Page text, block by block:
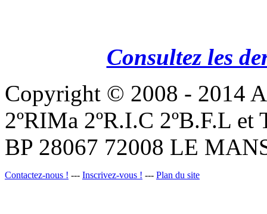
Consultez les
Copyright © 2008 - 2014
2ºRIMa 2ºR.I.C 2ºB.F.L
BP 28067 72008 LE
Contactez-nous ! --- Inscrivez-vous ! --- Plan du site